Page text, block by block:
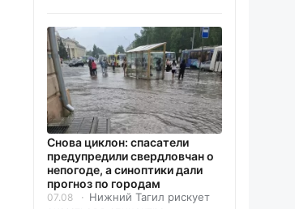
Снова циклон: спасатели
предупредили свердловчан о
непогоде, а синоптики дали
прогноз по городам
07.08
Нижний Тагил рискует